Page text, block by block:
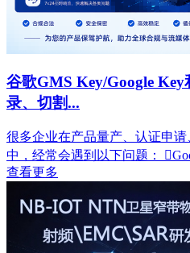
谷歌GMS Key/Google
录、切割...
很多企业在产品量产、认证申
中，经常会遇到以下问题：
查看更多